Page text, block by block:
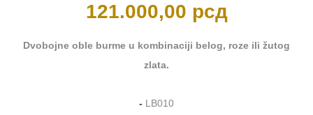
121.000,00 рсд
Dvobojne oble burme u kombinaciji belog, roze ili žutog
zlata.
- LB010